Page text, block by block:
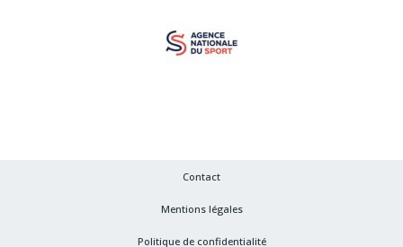
Contact
Mentions légales
Politique de confidentialité